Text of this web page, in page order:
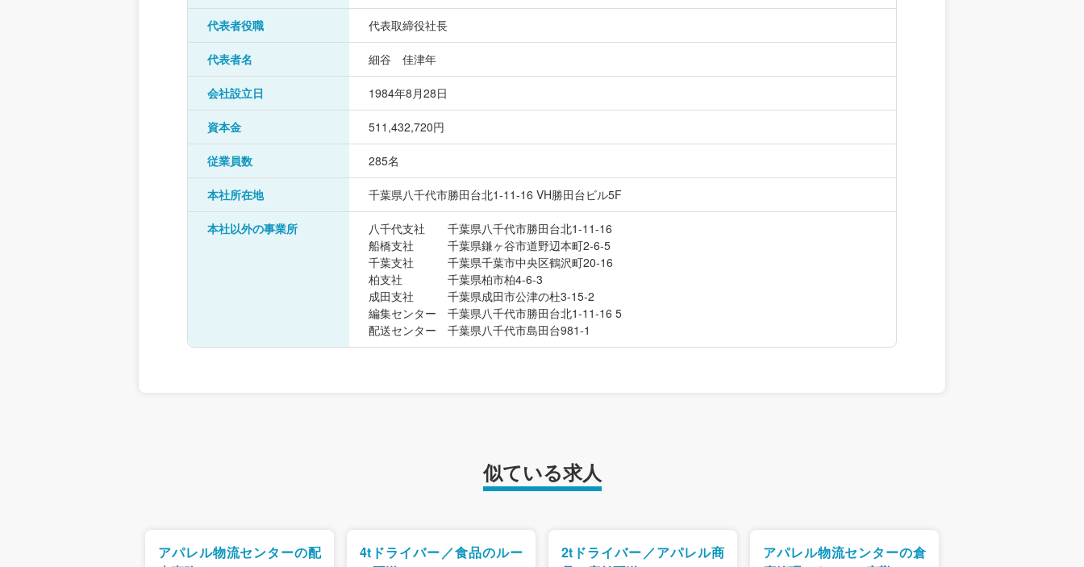
代表者役職 代表取締役社長
代表者名 細谷 佳津年
会社設立日 1984年8月28日
資本金 511,432,720円
従業員数 285名
本社所在地 千葉県八千代市勝田台北1-11-16 VH勝田台ビル5F
本社以外の事業所
八千代支社 千葉県八千代市勝田台北1-11-16
船橋支社 千葉県鎌ヶ谷市道野辺本町2-6-5
千葉支社 千葉県千葉市中央区鶴沢町20-16
柏支社 千葉県柏市柏4-6-3
成田支社 千葉県成田市公津の杜3-15-2
編集センター 千葉県八千代市勝田台北1-11-16 5
配送センター 千葉県八千代市島田台981-1
似ている求人
アパレル物流センターの配
4tドライバー／食品のルー
2tドライバー／アパレル商
アパレル物流センターの倉